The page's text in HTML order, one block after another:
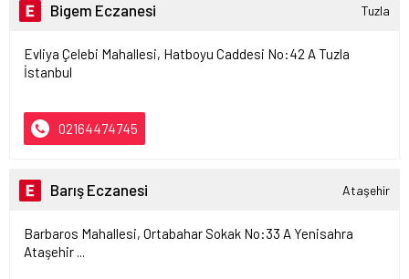
Bigem Eczanesi Tuzla
Evliya Çelebi Mahallesi, Hatboyu Caddesi No:42 A Tuzla
İstanbul
02164474745
Barış Eczanesi Ataşehir
Barbaros Mahallesi, Ortabahar Sokak No:33 A Yenisahra
Ataşehir ...